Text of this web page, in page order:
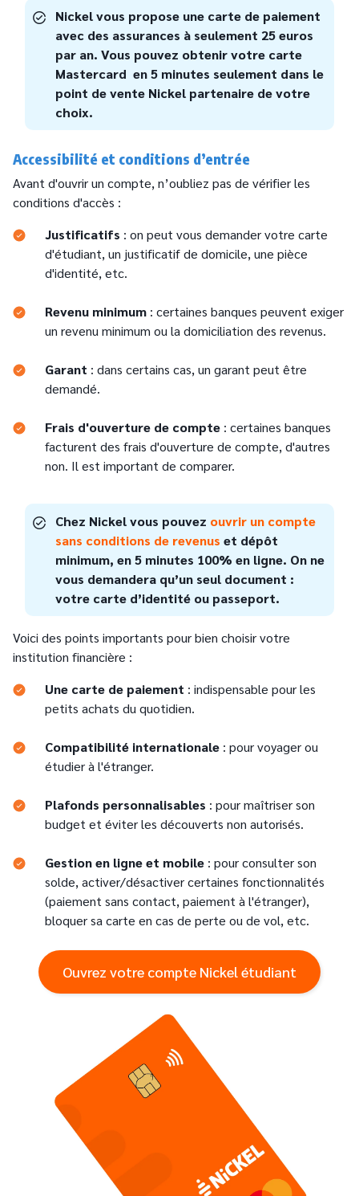
Nickel vous propose une carte de paiement
avec des assurances à seulement 25 euros
par an. Vous pouvez obtenir votre carte
Mastercard en 5 minutes seulement dans le
point de vente Nickel partenaire de votre
choix.
Accessibilité et conditions d’entrée
Avant d'ouvrir un compte, n’oubliez pas de vérifier les
conditions d'accès :
Justificatifs : on peut vous demander votre carte
d'étudiant, un justificatif de domicile, une pièce
d'identité, etc.
Revenu minimum : certaines banques peuvent exiger
un revenu minimum ou la domiciliation des revenus.
Garant : dans certains cas, un garant peut être
demandé.
Frais d'ouverture de compte : certaines banques
facturent des frais d'ouverture de compte, d'autres
non. Il est important de comparer.
Chez Nickel vous pouvez ouvrir un compte
sans conditions de revenus et dépôt
minimum, en 5 minutes 100% en ligne. On ne
vous demandera qu’un seul document :
votre carte d’identité ou passeport.
Voici des points importants pour bien choisir votre
institution financière :
Une carte de paiement : indispensable pour les
petits achats du quotidien.
Compatibilité internationale : pour voyager ou
étudier à l'étranger.
Plafonds personnalisables : pour maîtriser son
budget et éviter les découverts non autorisés.
Gestion en ligne et mobile : pour consulter son
solde, activer/désactiver certaines fonctionnalités
(paiement sans contact, paiement à l'étranger),
bloquer sa carte en cas de perte ou de vol, etc.
Ouvrez votre compte Nickel étudiant